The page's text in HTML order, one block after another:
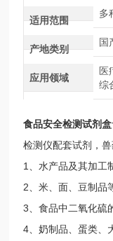
适用范围
多
产地类别
国
应用领域
医
综
食品安全检测试剂盒
检测仪配套试剂，
1、水产品及其加工
2、米、面、豆制品
3、食品中二氧化硫
4、奶制品、蛋类、